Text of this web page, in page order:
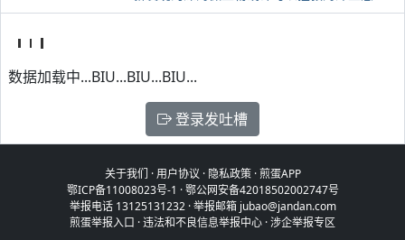
数据加载中...BIU...BIU...BIU...
登录发吐槽
关于我们 ·用户协议 · 隐私政策·煎蛋APP
鄂ICP备11008023号-1 ·鄂公网安备42018502002747号
举报电话 13125131232 · 举报邮箱 jubao@jandan.com
煎蛋举报入口 ·违法和不良信息举报中心 ·涉企举报专区